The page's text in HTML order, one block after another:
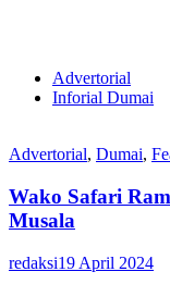
Advertorial
Inforial Dumai
Advertorial, Dumai,
Wako Safari
Musala
redaksi19 April 2024